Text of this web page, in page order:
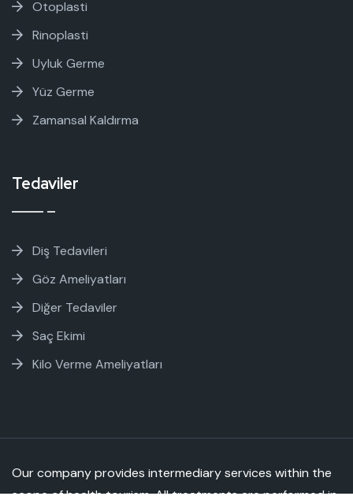
Otoplasti
Rinoplasti
Uyluk Germe
Yüz Germe
Zamansal Kaldırma
Tedaviler
Diş Tedavileri
Göz Ameliyatları
Diğer Tedaviler
Saç Ekimi
Kilo Verme Ameliyatları
Our company provides intermediary services within the